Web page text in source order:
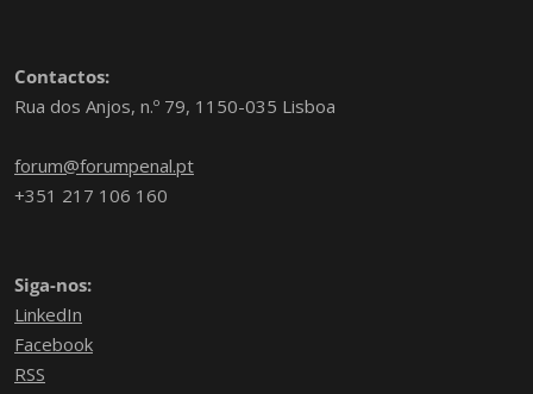
Contactos:
Rua dos Anjos, n.º 79, 1150-035 Lisboa
forum@forumpenal.pt
+351 217 106 160
Siga-nos:
LinkedIn
Facebook
RSS